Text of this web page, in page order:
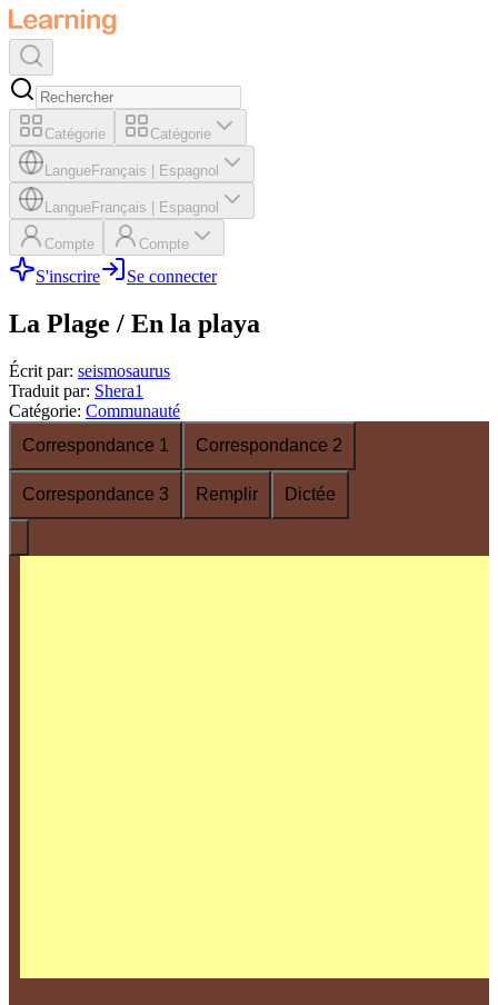
Catégorie Catégorie
LangueFrançais Espagnol
LangueFrançais Espagnol
Compte Compte
S'inscrire Se connecter
La Plage / En la playa
Écrit par: seismosaurus
Traduit par: Shera1
Catégorie: Communauté
Correspondance 1
Correspondance 2
Correspondance 3 Remplir Dictée